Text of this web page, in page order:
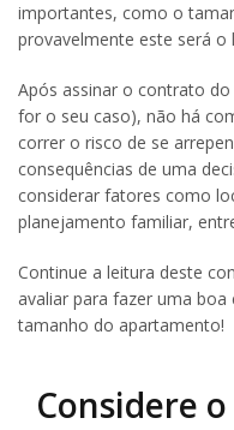
importantes, como o
provavelmente este será
Após assinar o contrato
for o seu caso), não há
correr o risco de se
consequências de uma
considerar fatores como
planejamento familiar,
Continue a leitura deste
avaliar para fazer uma
tamanho do apartamento!
Considere